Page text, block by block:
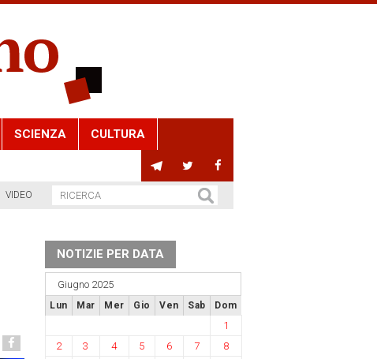
SCIENZA CULTURA
VIDEO
NOTIZIE PER DATA
Giugno 2025
Lun Mar Mer Gio Ven Sab Dom
1
2
3 4 5 6 7
8